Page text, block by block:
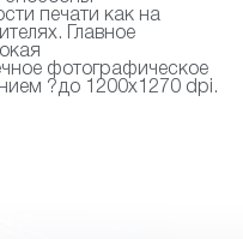
печати как на
Главное
фотографическое
?до 1200х1270 dpi.